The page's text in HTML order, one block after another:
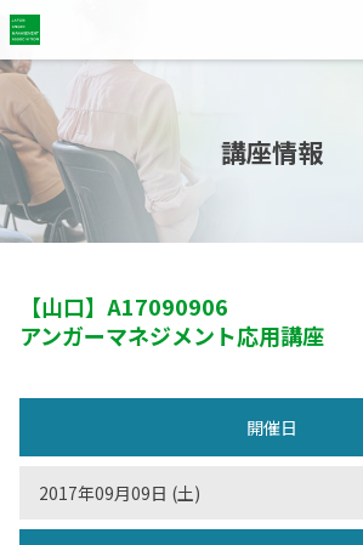
講座情報
【山口】 A17090906
アンガーマネジメント応用講座
開催日
2017年09月09日 (土)